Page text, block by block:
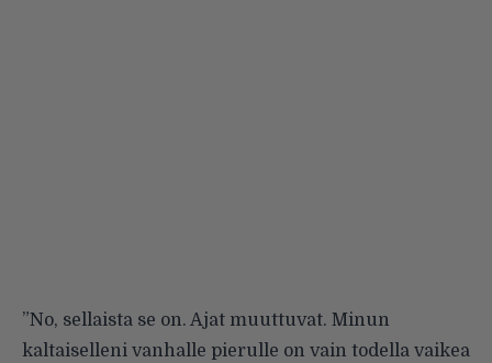
”No, sellaista se on. Ajat muuttuvat. Minun
kaltaiselleni vanhalle pierulle on vain todella vaikea